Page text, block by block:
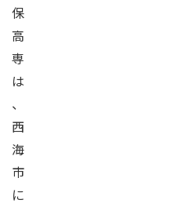
保
高
専
は
、
西
海
市
に